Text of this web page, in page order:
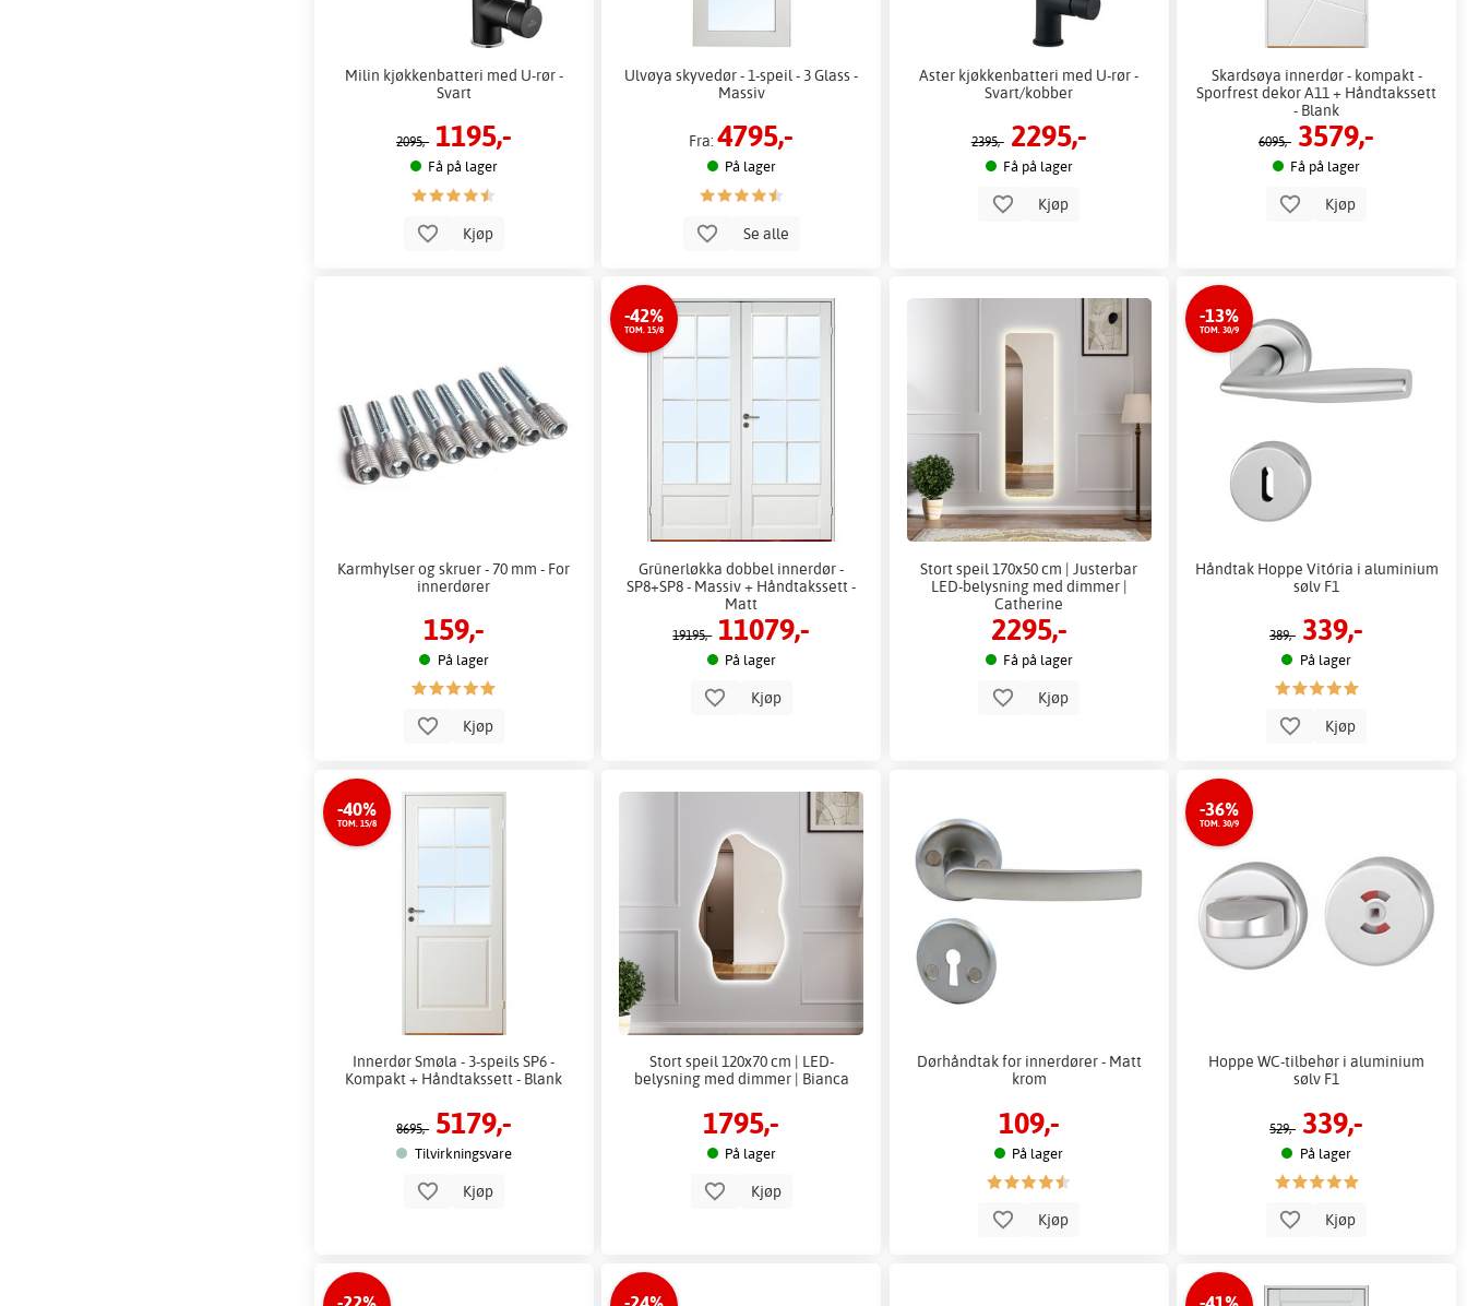
Milin kjøkkenbatteri med U-rør -
Svart
2095,- 1195,-
Få på lager
Kjøp
Ulvøya skyvedør - 1-speil - 3 Glass -
Massiv
Fra:4795,-
På lager
Se alle
Aster kjøkkenbatteri med U-rør -
Svart/kobber
2395,- 2295,-
Få på lager
Kjøp
Skardsøya innerdør - kompakt -
Sporfrest dekor A11 + Håndtakssett
- Blank
6095,- 3579,-
Få på lager
Kjøp
Karmhylser og skruer - 70 mm - For
innerdører
159,-
På lager
Kjøp
-42%
TOM. 15/8
Grünerløkka dobbel innerdør -
SP8+SP8 - Massiv + Håndtakssett -
Matt
19195,- 11079,-
På lager
Kjøp
Stort speil 170x50 cm | Justerbar
LED-belysning med dimmer |
Catherine
2295,-
Få på lager
Kjøp
-13%
TOM. 30/9
Håndtak Hoppe Vitória i aluminium
sølv F1
389,- 339,-
På lager
Kjøp
-40%
TOM. 15/8
Innerdør Smøla - 3-speils SP6 -
Kompakt + Håndtakssett - Blank
8695,- 5179,-
Tilvirkningsvare
Kjøp
Stort speil 120x70 cm | LED-
belysning med dimmer | Bianca
1795,-
På lager
Kjøp
Dørhåndtak for innerdører - Matt
krom
109,-
På lager
Kjøp
-36%
TOM. 30/9
Hoppe WC-tilbehør i aluminium
sølv F1
529,- 339,-
På lager
Kjøp